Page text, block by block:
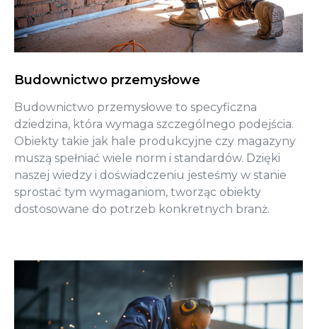
Budownictwo przemysłowe
Budownictwo przemysłowe to specyficzna
dziedzina, która wymaga szczególnego podejścia.
Obiekty takie jak hale produkcyjne czy magazyny
muszą spełniać wiele norm i standardów. Dzięki
naszej wiedzy i doświadczeniu jesteśmy w stanie
sprostać tym wymaganiom, tworząc obiekty
dostosowane do potrzeb konkretnych branż.